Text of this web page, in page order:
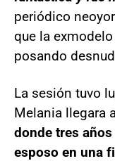
periódico
que la
posando
La sesión tuvo
Melania llegara
donde tres
esposo en una